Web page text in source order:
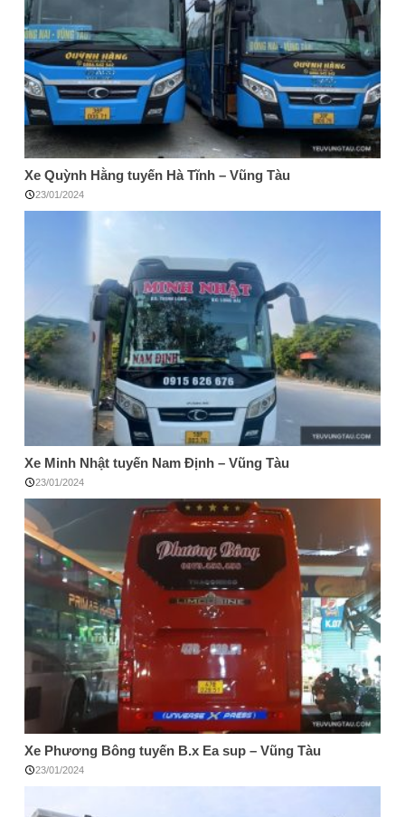
Xe Quỳnh Hằng tuyến Hà Tĩnh – Vũng Tàu
23/01/2024
Xe Minh Nhật tuyến Nam Định – Vũng Tàu
23/01/2024
Xe Phương Bông tuyến B.x Ea sup – Vũng Tàu
23/01/2024